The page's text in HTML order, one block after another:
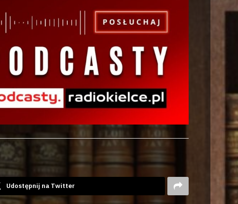
Udostępnij na Twitter